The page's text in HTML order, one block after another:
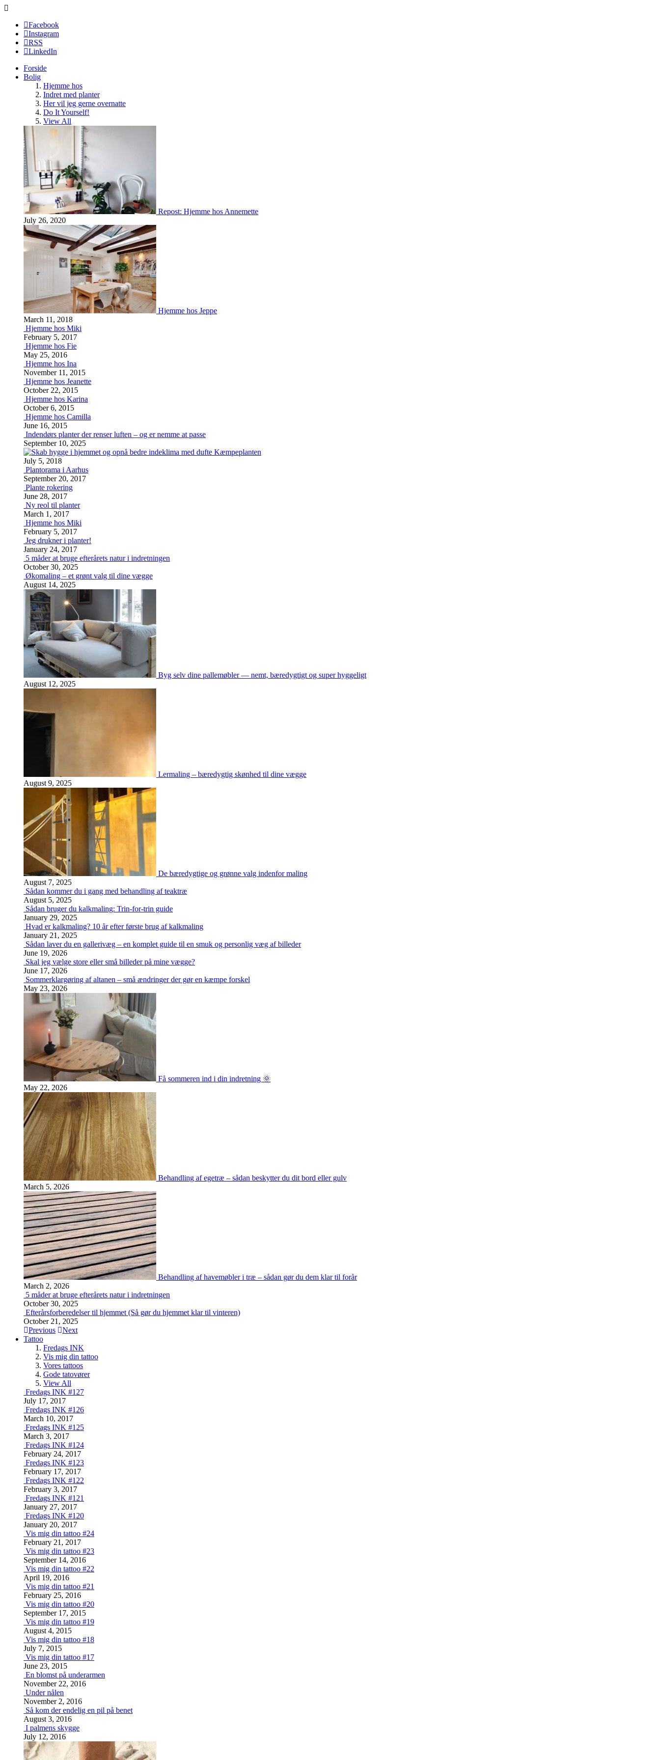
Facebook
Instagram
RSS
LinkedIn
Forside
Bolig
Hjemme hos
Indret med planter
Her vil jeg gerne overnatte
Do It Yourself!
View All
Repost: Hjemme hos Annemette
July 26, 2020
Hjemme hos Jeppe
March 11, 2018
Hjemme hos Miki
February 5, 2017
Hjemme hos Fie
May 25, 2016
Hjemme hos Ina
November 11, 2015
Hjemme hos Jeanette
October 22, 2015
Hjemme hos Karina
October 6, 2015
Hjemme hos Camilla
June 16, 2015
Indendørs planter der renser luften – og er nemme at passe
September 10, 2025
Kæmpeplanten
July 5, 2018
Plantorama i Aarhus
September 20, 2017
Plante rokering
June 28, 2017
Ny reol til planter
March 1, 2017
Hjemme hos Miki
February 5, 2017
Jeg drukner i planter!
January 24, 2017
5 måder at bruge efterårets natur i indretningen
October 30, 2025
Økomaling – et grønt valg til dine vægge
August 14, 2025
Byg selv dine pallemøbler — nemt, bæredygtigt og super hyggeligt
August 12, 2025
Lermaling – bæredygtig skønhed til dine vægge
August 9, 2025
De bæredygtige og grønne valg indenfor maling
August 7, 2025
Sådan kommer du i gang med behandling af teaktræ
August 5, 2025
Sådan bruger du kalkmaling: Trin-for-trin guide
January 29, 2025
Hvad er kalkmaling? 10 år efter første brug af kalkmaling
January 21, 2025
Sådan laver du en gallerivæg – en komplet guide til en smuk og personlig væg af billeder
June 19, 2026
Skal jeg vælge store eller små billeder på mine vægge?
June 17, 2026
Sommerklargøring af altanen – små ændringer der gør en kæmpe forskel
May 23, 2026
Få sommeren ind i din indretning 🌞
May 22, 2026
Behandling af egetræ – sådan beskytter du dit bord eller gulv
March 5, 2026
Behandling af havemøbler i træ – sådan gør du dem klar til forår
March 2, 2026
5 måder at bruge efterårets natur i indretningen
October 30, 2025
Efterårsforberedelser til hjemmet (Så gør du hjemmet klar til vinteren)
October 21, 2025
Previous
Next
Tattoo
Fredags INK
Vis mig din tattoo
Vores tattoos
Gode tatovører
View All
Fredags INK #127
July 17, 2017
Fredags INK #126
March 10, 2017
Fredags INK #125
March 3, 2017
Fredags INK #124
February 24, 2017
Fredags INK #123
February 17, 2017
Fredags INK #122
February 3, 2017
Fredags INK #121
January 27, 2017
Fredags INK #120
January 20, 2017
Vis mig din tattoo #24
February 21, 2017
Vis mig din tattoo #23
September 14, 2016
Vis mig din tattoo #22
April 19, 2016
Vis mig din tattoo #21
February 25, 2016
Vis mig din tattoo #20
September 17, 2015
Vis mig din tattoo #19
August 4, 2015
Vis mig din tattoo #18
July 7, 2015
Vis mig din tattoo #17
June 23, 2015
En blomst på underarmen
November 22, 2016
Under nålen
November 2, 2016
Så kom der endelig en pil på benet
August 3, 2016
I palmens skygge
July 12, 2016